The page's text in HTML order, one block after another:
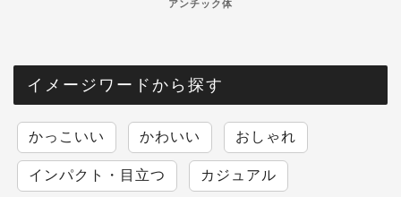
アンチック体
イメージワードから探す
かっこいい かわいい おしゃれ
インパクト・目立つ カジュアル